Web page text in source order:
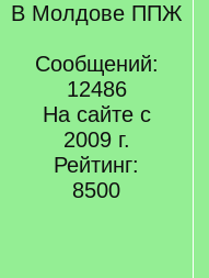
В Молдове ППЖ
Сообщений:
12486
На сайте с
2009 г.
Рейтинг:
8500